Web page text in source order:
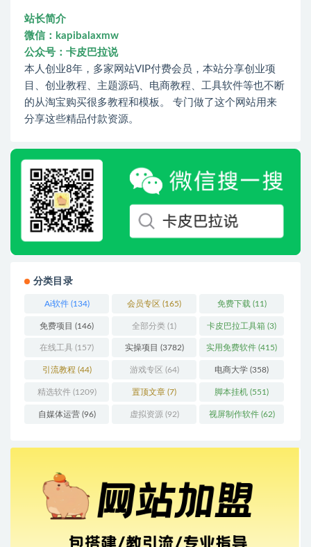
站长简介
微信：kapibalaxmw
公众号：卡皮巴拉说
本人创业8年，多家网站VIP付费会员，本站分享创业项
目、创业教程、主题源码、电商教程、工具软件等也不断
的从淘宝购买很多教程和模板。 专门做了这个网站用来
分享这些精品付款资源。
分类目录
Ai软件(134) 会员专区 (165) 免费下载 (11)
免费项目 (146) 全部分类 (1) 卡皮巴拉工具箱 (3)
在线工具 (157) 实操项目 (3782) 实用免费软件 (415)
引流教程 (44) 游戏专区 (64) 电商大学 (358)
精选软件(1209) 置顶文章 (7) 脚本挂机 (551)
自媒体运营(96) 虚拟资源 (92) 视屏制作软件(62)